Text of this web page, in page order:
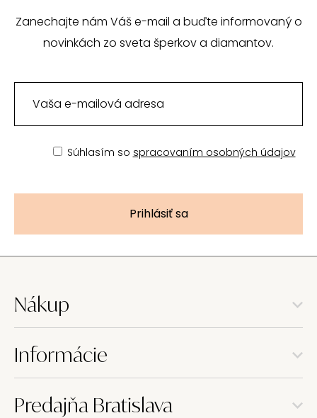
Zanechajte nám Váš e-mail a buďte informovaný o
novinkách zo sveta šperkov a diamantov.
Súhlasím so spracovaním osobných údajov
Prihlásiť sa
Nákup
Informácie
Predajňa Bratislava